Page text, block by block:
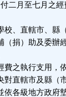
月至七月之經
、直轄市、縣
捐）助及委辦
之執行支用，
直轄市及縣（
各級地方政府